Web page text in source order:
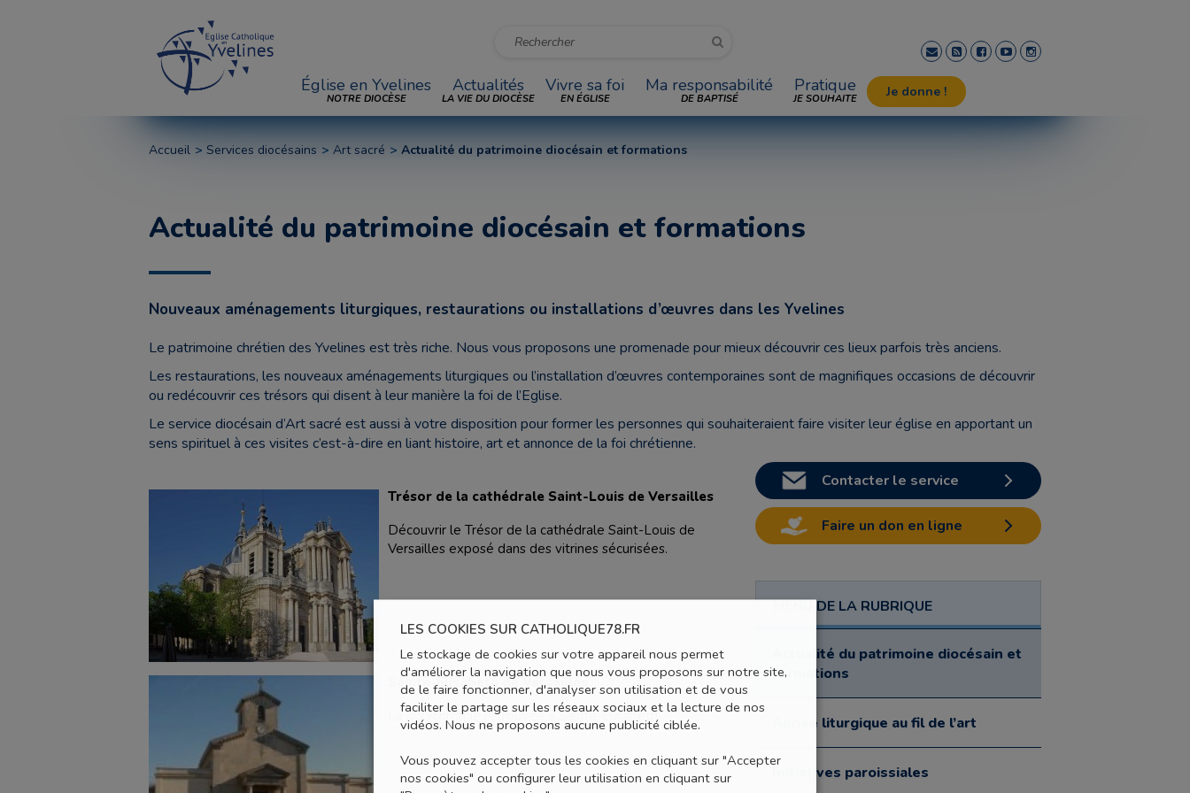
Église en Yvelines
NOTRE DIOCÈSE
Actualités
LA VIE DU DIOCÈSE
Vivre sa foi
EN ÉGLISE
Ma responsabilité
DE BAPTISÉ
Pratique
JE SOUHAITE Je donne !
Accueil Services diocésains Art sacré Actualité du patrimoine diocésain et formations
Actualité du patrimoine diocésain et formations
Nouveaux aménagements liturgiques, restaurations ou installations d’œuvres dans les Yvelines
Le patrimoine chrétien des Yvelines est très riche. Nous vous proposons une promenade pour mieux découvrir ces lieux parfois très anciens.
Les restaurations, les nouveaux aménagements liturgiques ou l’installation d’œuvres contemporaines sont de magnifiques occasions de découvrir
ou redécouvrir ces trésors qui disent à leur manière la foi de l’Eglise.
Le service diocésain d’Art sacré est aussi à votre disposition pour former les personnes qui souhaiteraient faire visiter leur église en apportant un
sens spirituel à ces visites c’est-à-dire en liant histoire, art et annonce de la foi chrétienne.
Trésor de la cathédrale Saint-Louis de Versailles
Découvrir le Trésor de la cathédrale Saint-Louis de
Versailles exposé dans des vitrines sécurisées.
Sainte-Elisabeth de Versailles
La polychromie retrouvée à Sainte-Elisabeth
Contacter le service
Faire un don en ligne
MENU DE LA RUBRIQUE
Actualité du patrimoine diocésain et
formations
Année liturgique au fil de l’art
Initiatives paroissiales
LES COOKIES SUR CATHOLIQUE78.FR
Le stockage de cookies sur votre appareil nous permet
d'améliorer la navigation que nous vous proposons sur notre site,
de le faire fonctionner, d'analyser son utilisation et de vous
faciliter le partage sur les réseaux sociaux et la lecture de nos
vidéos. Nous ne proposons aucune publicité ciblée.
Vous pouvez accepter tous les cookies en cliquant sur "Accepter
nos cookies" ou configurer leur utilisation en cliquant sur